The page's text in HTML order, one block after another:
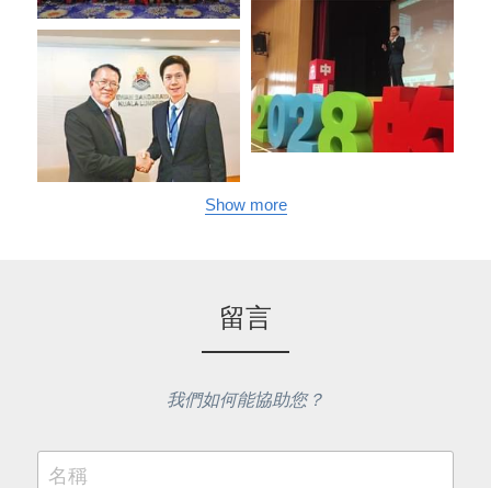
Show more
留言
我們如何能協助您？
名稱